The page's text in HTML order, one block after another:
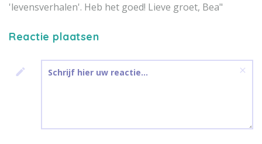
'levensverhalen'. Heb het goed! Lieve groet, Bea"
Reactie plaatsen